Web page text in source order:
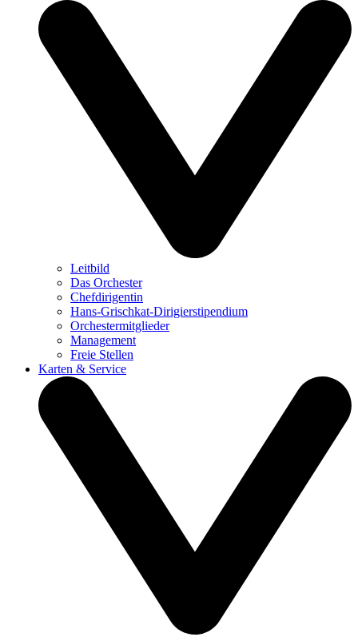
Leitbild
Das Orchester
Chefdirigentin
Hans-Grischkat-Dirigierstipendium
Orchestermitglieder
Management
Freie Stellen
Karten & Service